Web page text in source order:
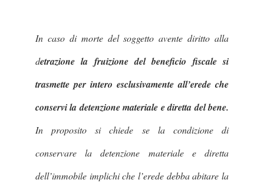
In caso di morte del soggetto avente diritto alla
detrazione la fruizione del beneficio fiscale si
trasmette per intero esclusivamente all’erede che
conservi la detenzione materiale e diretta del bene.
In proposito si chiede se la condizione di
conservare la detenzione materiale e diretta
dell’immobile implichi che l’erede debba abitare la